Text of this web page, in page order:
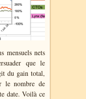
mensuels nets
que le
du gain total,
le nombre de
date. Voilà ce